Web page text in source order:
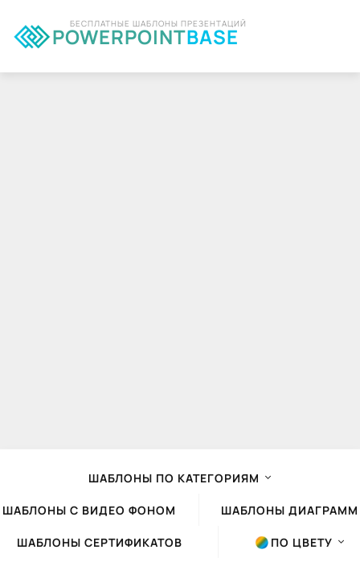
POWERPOINTBASE
БЕСПЛАТНЫЕ ШАБЛОНЫ ПРЕЗЕНТАЦИЙ
ШАБЛОНЫ ПО КАТЕГОРИЯМ
ШАБЛОНЫ С ВИДЕО ФОНОМ ШАБЛОНЫ ДИАГРАММ
ШАБЛОНЫ СЕРТИФИКАТОВ ПО ЦВЕТУ